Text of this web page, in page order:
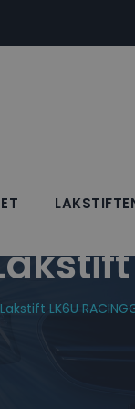
LK6U